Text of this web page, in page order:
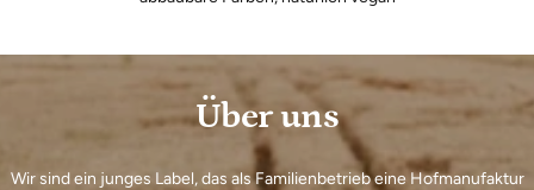
Über uns
Wir sind ein junges Label, das als Familienbetrieb eine Hofmanufaktur